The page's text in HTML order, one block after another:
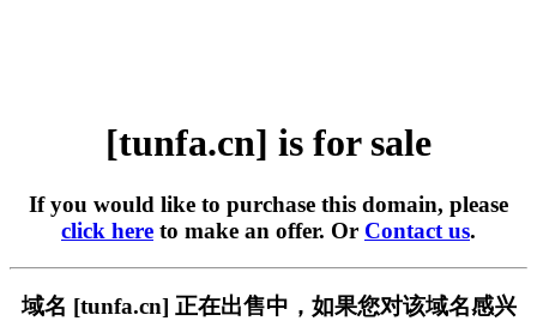
[tunfa.cn] is for sale
If you would like to purchase this domain, please
click here to make an offer. Or Contact us.
域名 [tunfa.cn] 正在出售中，如果您对该域名感兴